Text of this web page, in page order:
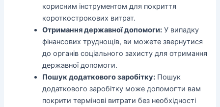
корисним інструментом для покриття
короткострокових витрат.
Отримання державної допомоги: У випадку
фінансових труднощів, ви можете звернутися
до органів соціального захисту для отримання
державної допомоги.
Пошук додаткового заробітку: Пошук
додаткового заробітку може допомогти вам
покрити термінові витрати без необхідності